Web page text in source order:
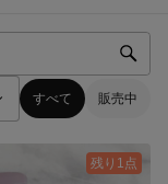
すべて 販売中
残り1点